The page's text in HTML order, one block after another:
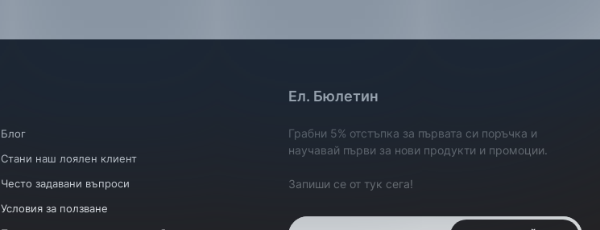
Блог
Стани наш лоялен клиент
Често задавани въпроси
Условия за ползване
Ел. Бюлетин
Грабни 5% отстъпка за първата си поръчка и
научавай първи за нови продукти и промоции.
Запиши се от тук сега!